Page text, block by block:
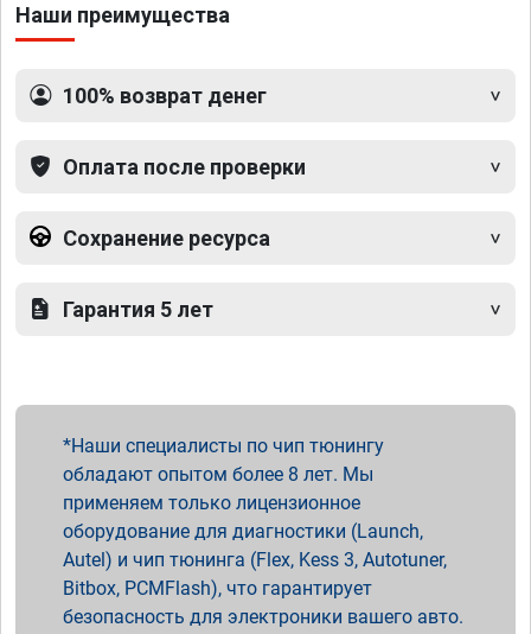
Наши преимущества
100% возврат денег
Оплата после проверки
Сохранение ресурса
Гарантия 5 лет
Наши специалисты по чип тюнингу
обладают опытом более 8 лет. Мы
применяем только лицензионное
оборудование для диагностики (Launch,
Autel) и чип тюнинга (Flex, Kess 3, Autotuner,
Bitbox, PCMFlash), что гарантирует
безопасность для электроники вашего авто.